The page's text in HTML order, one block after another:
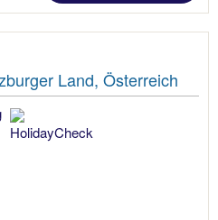
Land, Österreich